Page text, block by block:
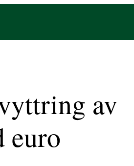
av
euro